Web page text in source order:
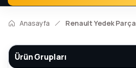
Anasayfa Renault Yedek Parça
Ürün Grupları